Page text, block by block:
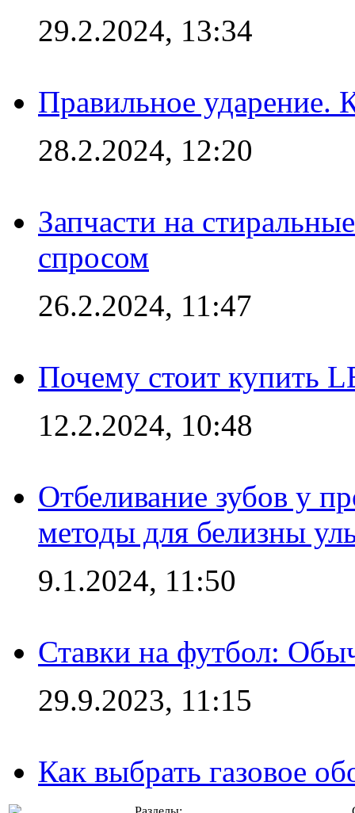
29.2.2024, 13:34
Правильное ударение.
28.2.2024, 12:20
Запчасти на
спросом
26.2.2024, 11:47
Почему стоит купить
12.2.2024, 10:48
Отбеливание зубов у
методы для белизны
9.1.2024, 11:50
Ставки на футбол:
29.9.2023, 11:15
Как выбрать газовое